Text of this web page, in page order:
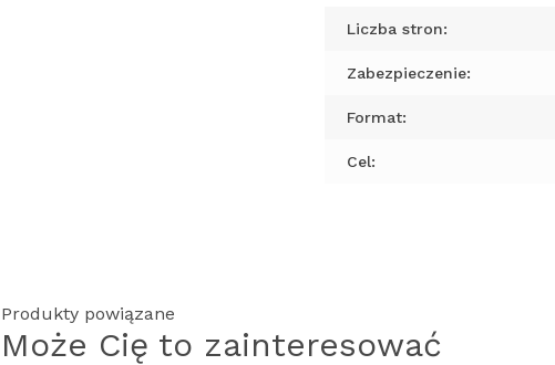
Liczba stron:
Zabezpieczenie:
Format:
Cel:
Produkty powiązane
Może Cię to zainteresować